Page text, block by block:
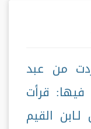
من عبد
فيها: قرأت
القيم